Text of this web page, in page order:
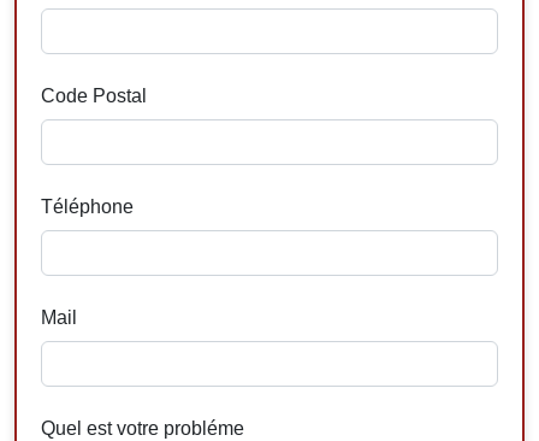
Code Postal
Téléphone
Mail
Quel est votre probléme